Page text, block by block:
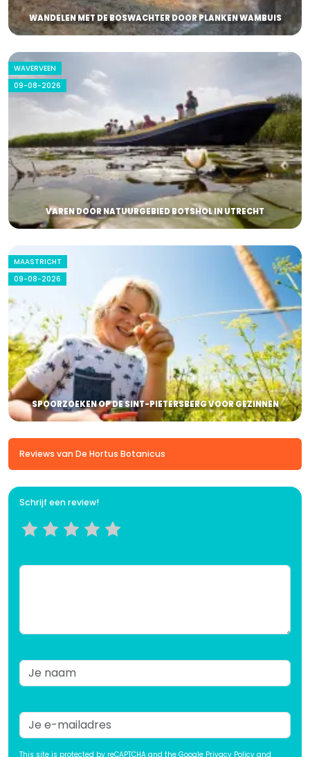
WANDELEN MET DE BOSWACHTER DOOR PLANKEN WAMBUIS
WAVERVEEN
09-08-2026
VAREN DOOR NATUURGEBIED BOTSHOL IN UTRECHT
MAASTRICHT
09-08-2026
SPOORZOEKEN OP DE SINT-PIETERSBERG VOOR GEZINNEN
Reviews van De Hortus Botanicus
Schrijf een review!
This site is protected by reCAPTCHA and the Google Privacy Policy and